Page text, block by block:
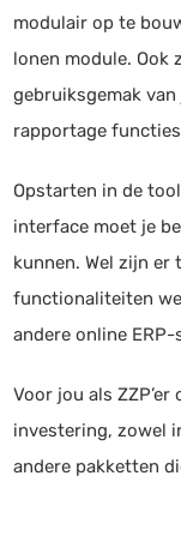
modulair op te
lonen module. Ook
gebruiksgemak
rapportage
Opstarten in de
interface moet je
kunnen. Wel zijn
functionaliteiten
andere online ERP-
Voor jou als
investering, zowel
andere pakketten